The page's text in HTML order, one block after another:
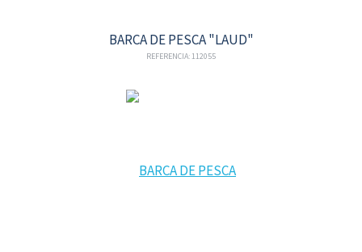
BARCA DE PESCA "LAUD"
REFERENCIA: 112055